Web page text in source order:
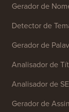
Gerador de
Detector de
Gerador de
Analisador de
Analisador de
Gerador de